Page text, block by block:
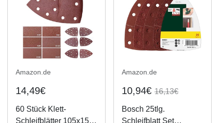
Amazon.de
14,49€
60 Stück Klett-
Schleifblätter 105x152
Amazon.de
10,94€ 16,13€
Bosch 25tlg.
Schleifblatt Set